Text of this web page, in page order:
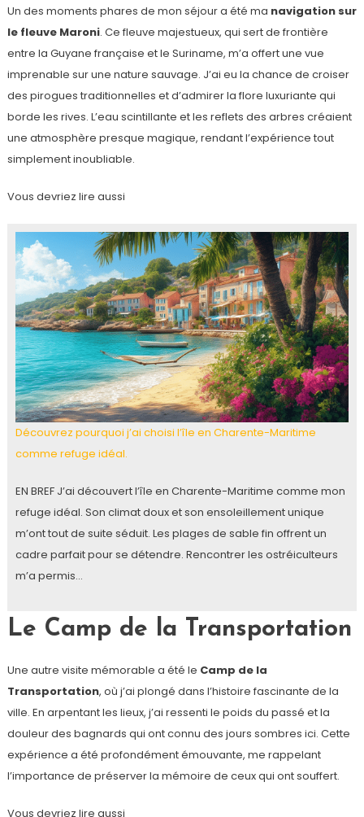
Un des moments phares de mon séjour a été ma navigation sur
le fleuve Maroni. Ce fleuve majestueux, qui sert de frontière
entre la Guyane française et le Suriname, m’a offert une vue
imprenable sur une nature sauvage. J’ai eu la chance de croiser
des pirogues traditionnelles et d’admirer la flore luxuriante qui
borde les rives. L’eau scintillante et les reflets des arbres créaient
une atmosphère presque magique, rendant l’expérience tout
simplement inoubliable.
Vous devriez lire aussi
Découvrez pourquoi j’ai choisi l’île en Charente-Maritime
comme refuge idéal.
EN BREF J’ai découvert l’île en Charente-Maritime comme mon
refuge idéal. Son climat doux et son ensoleillement unique
m’ont tout de suite séduit. Les plages de sable fin offrent un
cadre parfait pour se détendre. Rencontrer les ostréiculteurs
m’a permis…
Le Camp de la Transportation
Une autre visite mémorable a été le Camp de la
Transportation, où j’ai plongé dans l’histoire fascinante de la
ville. En arpentant les lieux, j’ai ressenti le poids du passé et la
douleur des bagnards qui ont connu des jours sombres ici. Cette
expérience a été profondément émouvante, me rappelant
l’importance de préserver la mémoire de ceux qui ont souffert.
Vous devriez lire aussi